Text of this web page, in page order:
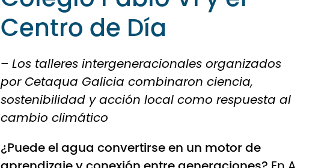
Centro de Día
– Los talleres intergeneracionales organizados
por Cetaqua Galicia combinaron ciencia,
sostenibilidad y acción local como respuesta al
cambio climático
¿Puede el agua convertirse en un motor de